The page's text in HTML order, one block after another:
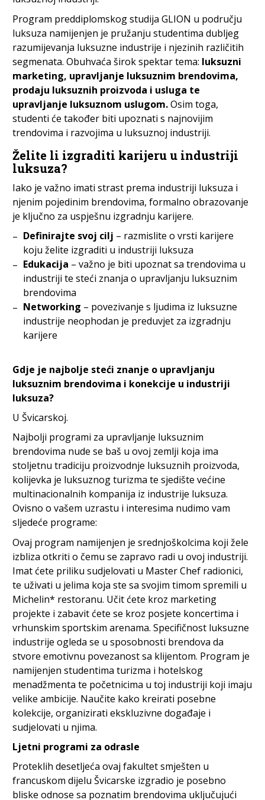
Program preddiplomskog studija GLION u području
luksuza namijenjen je pružanju studentima dubljeg
razumijevanja luksuzne industrije i njezinih različitih
segmenata. Obuhvaća širok spektar tema: luksuzni
marketing, upravljanje luksuznim brendovima,
prodaju luksuznih proizvoda i usluga te
upravljanje luksuznom uslugom.Osim toga,
studenti će također biti upoznati s najnovijim
trendovima i razvojima u luksuznoj industriji.
Želite li izgraditi karijeru u industriji
luksuza?
Iako je važno imati strast prema industriji luksuza i
njenim pojedinim brendovima, formalno obrazovanje
je ključno za uspješnu izgradnju karijere.
Definirajte svoj cilj – razmislite o vrsti karijere
koju želite izgraditi u industriji luksuza
Edukacija – važno je biti upoznat sa trendovima u
industriji te steći znanja o upravljanju luksuznim
brendovima
Networking – povezivanje s ljudima iz luksuzne
industrije neophodan je preduvjet za izgradnju
karijere
Gdje je najbolje steći znanje o upravljanju
luksuznim brendovima i konekcije u industriji
luksuza?
U Švicarskoj.
Najbolji programi za upravljanje luksuznim
brendovima nude se baš u ovoj zemlji koja ima
stoljetnu tradiciju proizvodnje luksuznih proizvoda,
kolijevka je luksuznog turizma te sjedište većine
multinacionalnih kompanija iz industrije luksuza.
Ovisno o vašem uzrastu i interesima nudimo vam
sljedeće programe:
Ovaj program namijenjen je srednjoškolcima koji žele
izbliza otkriti o čemu se zapravo radi u ovoj industriji.
Imat ćete priliku sudjelovati u Master Chef radionici,
te uživati u jelima koja ste sa svojim timom spremili u
Michelin* restoranu. Učit ćete kroz marketing
projekte i zabavit ćete se kroz posjete koncertima i
vrhunskim sportskim arenama. Specifičnost luksuzne
industrije ogleda se u sposobnosti brendova da
stvore emotivnu povezanost sa klijentom. Program je
namijenjen studentima turizma i hotelskog
menadžmenta te početnicima u toj industriji koji imaju
velike ambicije. Naučite kako kreirati posebne
kolekcije, organizirati ekskluzivne događaje i
sudjelovati u njima.
Ljetni programi za odrasle
Proteklih desetljeća ovaj fakultet smješten u
francuskom dijelu Švicarske izgradio je posebno
bliske odnose sa poznatim brendovima uključujući